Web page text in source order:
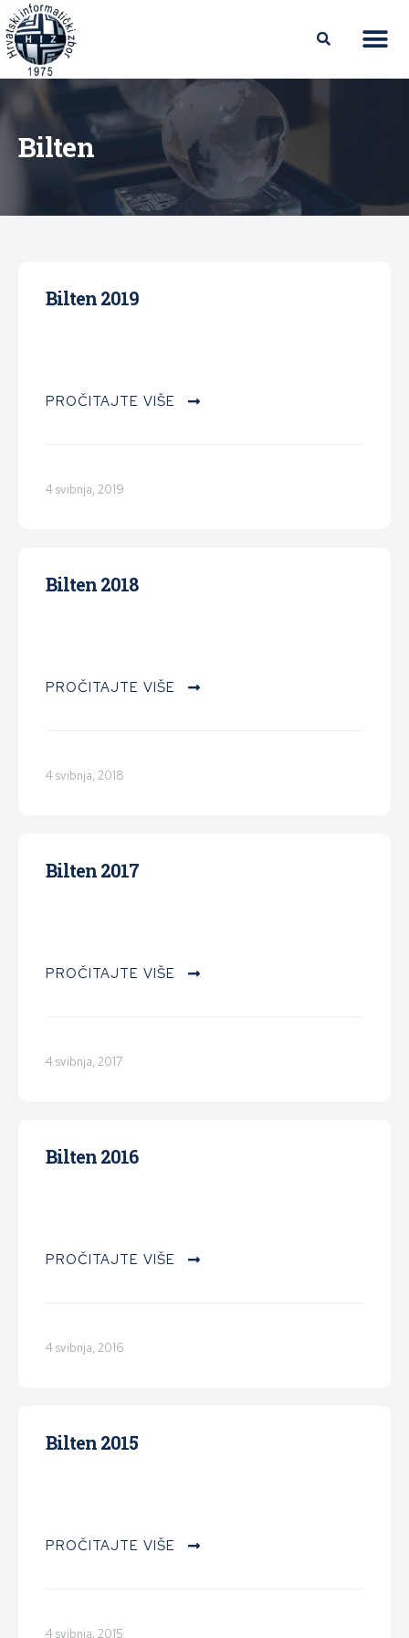
Bilten
Bilten 2019
PROČITAJTE VIŠE
4 svibnja, 2019
Bilten 2018
PROČITAJTE VIŠE
4 svibnja, 2018
Bilten 2017
PROČITAJTE VIŠE
4 svibnja, 2017
Bilten 2016
PROČITAJTE VIŠE
4 svibnja, 2016
Bilten 2015
PROČITAJTE VIŠE
4 svibnja, 2015